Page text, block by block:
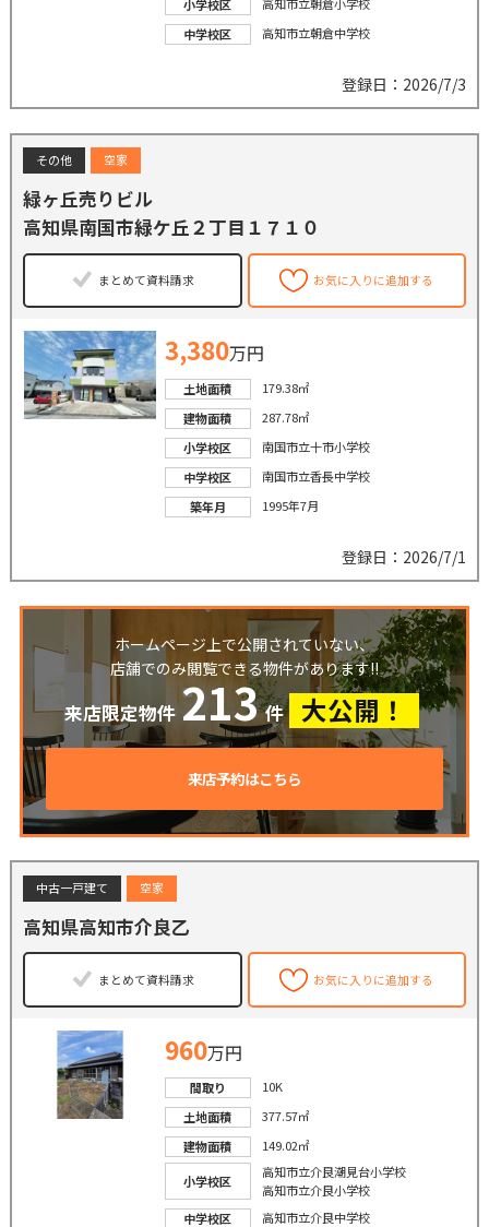
小学校区
中学校区
高知市立朝倉中学校
登録日：2026/7/3
その他 空家
緑ヶ丘売りビル
高知県南国市緑ケ丘２丁目１７１０
まとめて資料請求 お気に入りに追加する
3,380万円
土地面積
179.38㎡
建物面積
287.78㎡
小学校区
南国市立十市小学校
中学校区
南国市立香長中学校
築年月
1995年7月
登録日：2026/7/1
ホームページ上で公開されていない、
店舗でのみ閲覧できる物件があります!!
来店限定物件 213 件 大公開！
来店予約はこちら
中古一戸建て 空家
高知県高知市介良乙
まとめて資料請求 お気に入りに追加する
960万円
間取り
10K
土地面積
377.57㎡
建物面積
149.02㎡
小学校区
高知市立介良潮見台小学校
高知市立介良小学校
中学校区
高知市立介良中学校